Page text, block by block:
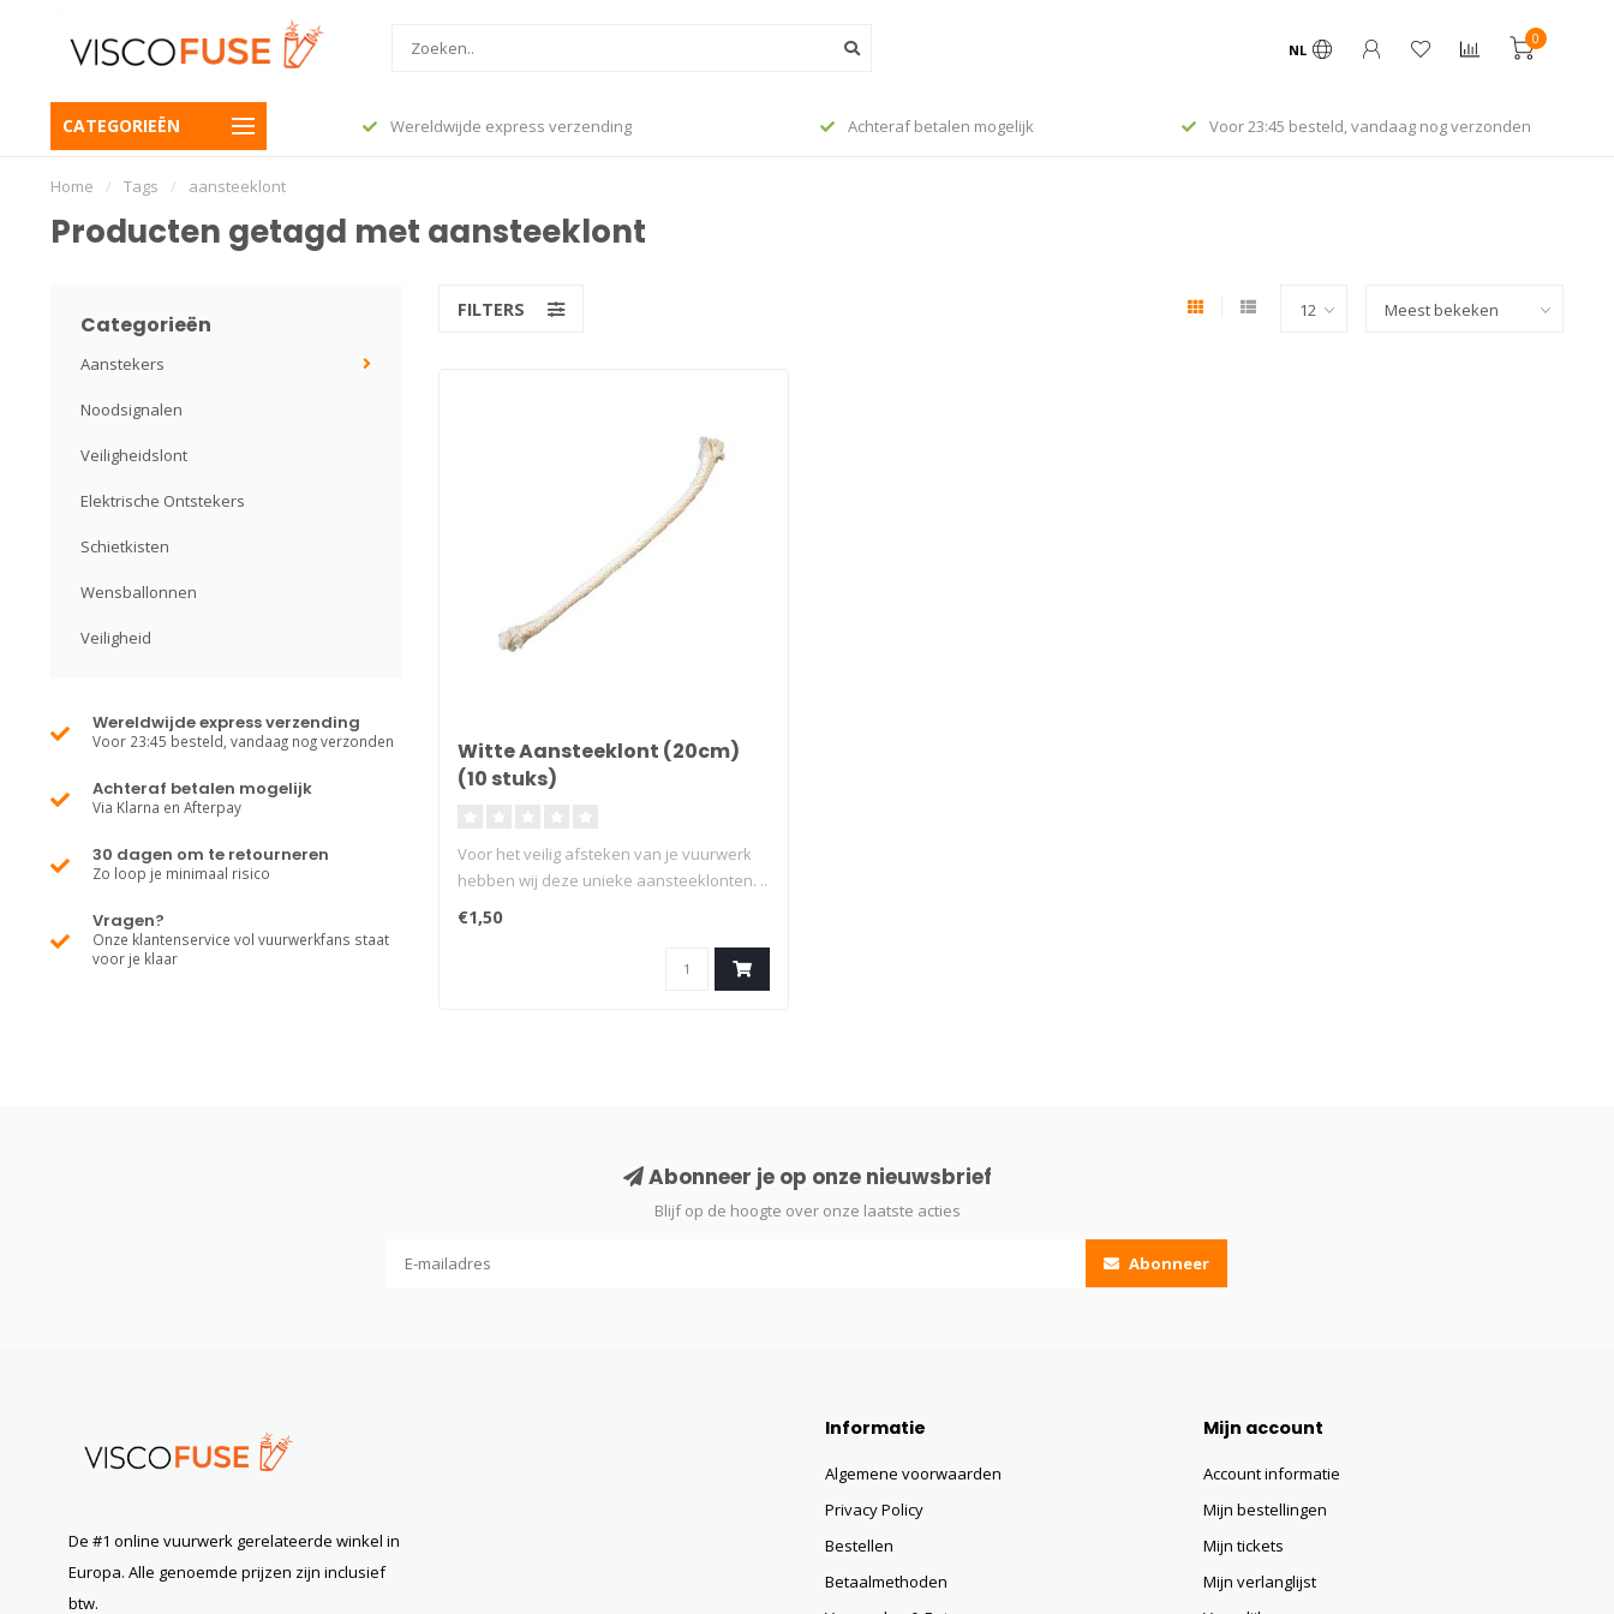
NL
0
CATEGORIEËN
vandaag nog verzonden Wereldwijde express verzending Achteraf betalen mogelijk Voor 23:45 besteld, vandaag nog verzonden
Home / Tags / aansteeklont
Producten getagd met aansteeklont
Categorieën
Aanstekers
Noodsignalen
Veiligheidslont
Elektrische Ontstekers
Schietkisten
Wensballonnen
Veiligheid
Wereldwijde express verzending
Voor 23:45 besteld, vandaag nog verzonden
Achteraf betalen mogelijk
Via Klarna en Afterpay
30 dagen om te retourneren
Zo loop je minimaal risico
Vragen?
Onze klantenservice vol vuurwerkfans staat
voor je klaar
FILTERS
Witte Aansteeklont (20cm)
(10 stuks)
Voor het veilig afsteken van je vuurwerk
hebben wij deze unieke aansteeklonten. ..
€1,50
Abonneer je op onze nieuwsbrief
Blijf op de hoogte over onze laatste acties
Abonneer
De #1 online vuurwerk gerelateerde winkel in
Europa. Alle genoemde prijzen zijn inclusief
btw.
Informatie
Algemene voorwaarden
Privacy Policy
Bestellen
Betaalmethoden
Mijn account
Account informatie
Mijn bestellingen
Mijn tickets
Mijn verlanglijst